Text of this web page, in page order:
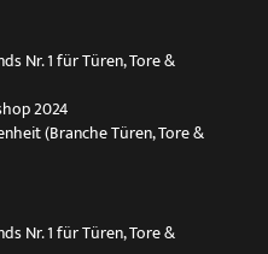
Nr. 1 für Türen, Tore &
2024
(Branche Türen, Tore &
Nr. 1 für Türen, Tore &